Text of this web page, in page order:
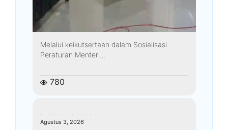
Melalui keikutsertaan dalam Sosialisasi
Peraturan Menteri...
780
Agustus 3, 2026